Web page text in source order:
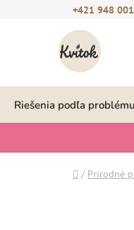
+421 948
Riešenia podľa problému
Domov
/ Prírodné